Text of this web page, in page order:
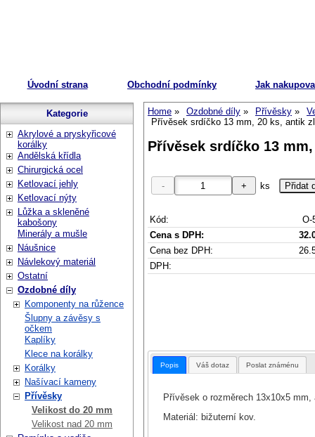
Úvodní strana Obchodní podmínky Jak
Home Ozdobné díly Přívěsky
Přívěsek srdíčko 13 mm, 20 ks, antik
Přívěsek srdíčko 13
ks
Kód:
O-
Cena s DPH:
Cena bez DPH:
DPH:
Popis Váš dotaz Poslat známénu
Přívěsek o rozměrech 13x10x5
Materiál: bižuterní kov.
Kategorie
Akrylové a pryskyřicové
korálky
Andělská křídla
Chirurgická ocel
Ketlovací jehly
Ketlovací nýty
Lůžka a skleněné
kabošony
Minerály a mušle
Náušnice
Návlekový materiál
Ostatní
Ozdobné díly
Komponenty na růžence
Šlupny a závěsy s
očkem
Kaplíky
Klece na korálky
Korálky
Našívací kameny
Přívěsky
Velikost do 20 mm
Velikost nad 20 mm